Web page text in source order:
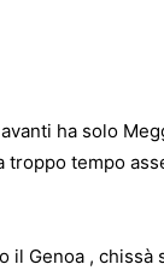
ha solo
tempo
il Genoa ,